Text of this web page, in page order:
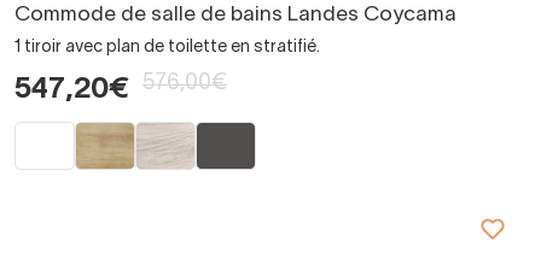
Commode de salle de bains Landes Coycama
1 tiroir avec plan de toilette en stratifié.
547,20€ 576,00€